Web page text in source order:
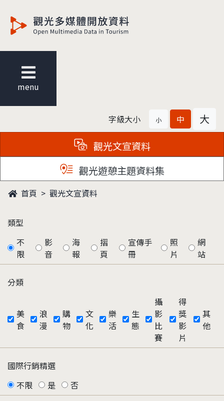
menu
字級大小 小 中 大
觀光文宣資料
觀光遊憩主題資料集
首頁 觀光文宣資料
類型
不
限
影
音
海
報
摺
頁
宣傳手
冊
照
片
網
站
分類
美
食
浪
漫
購
物
文
化
樂
活
生
態
攝
影
比
賽
得
獎
影
片
其
他
國際行銷精選
不限
是 否